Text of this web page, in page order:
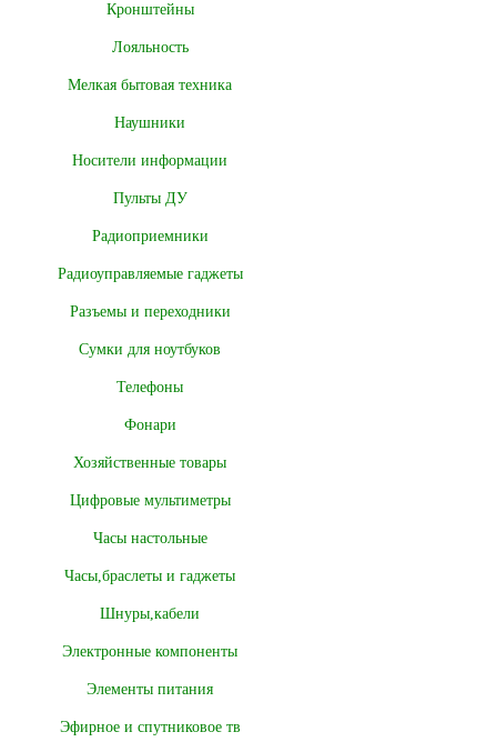
Кронштейны
Лояльность
Мелкая бытовая техника
Наушники
Носители информации
Пульты ДУ
Радиоприемники
Радиоуправляемые гаджеты
Разъемы и переходники
Сумки для ноутбуков
Телефоны
Фонари
Хозяйственные товары
Цифровые мультиметры
Часы настольные
Часы,браслеты и гаджеты
Шнуры,кабели
Электронные компоненты
Элементы питания
Эфирное и спутниковое тв